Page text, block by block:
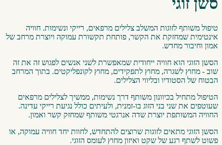
סשן זוגי
טיפול משותף לזוגות המשלב צלילים מרפאים, רייקי ונשימות. חוויה
אינטימית שמחזקת את הקשר, פותחת תקשורת עמוקה ויוצרת מרחב של
אמון וחיבור מחדש.
הסשן הזוגי הוא חוויה ייחודית שמאפשרת לשני אנשים לפגוש זה את זה
שוב - מחוץ לשגרה, מחוץ לתפקידים, מחוץ לקונפליקטים. בתוך המרחב
הבטוח של הסטודיו ובליווי הצלילים.
הטיפול מתחיל בכיוונון משותף דרך נשימות, ממשיך לצלילים מרפאים
שעוטפים את שני בני הזוג בו-זמנית, ולעיתים כולל נגיעת רייקי עדינה.
החוויה המשותפת יוצרת שדה אנרגטי משותף שמחזק קשר ואמון.
הסשן הזוגי מתאים לזוגות שרוצים להתחדש, לחוות יחד חוויה עמוקה, או
פשוט לשתף רגע של שקט ואיזון מחוץ לעומס הזוגי.